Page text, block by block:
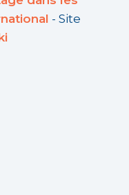
- Site